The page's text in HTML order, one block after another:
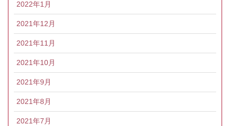
2022年1月
2021年12月
2021年11月
2021年10月
2021年9月
2021年8月
2021年7月